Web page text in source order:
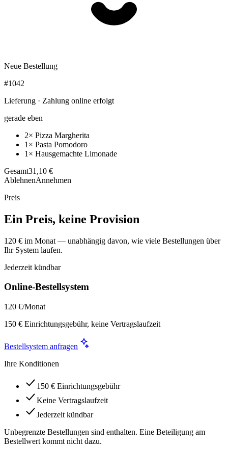
Neue Bestellung
#1042
Lieferung · Zahlung online erfolgt
gerade eben
2× Pizza Margherita
1× Pasta Pomodoro
1× Hausgemachte Limonade
Gesamt31,10 €
AblehnenAnnehmen
Preis
Ein Preis, keine Provision
120 € im Monat — unabhängig davon, wie viele Bestellungen über
Ihr System laufen.
Jederzeit kündbar
Online-Bestellsystem
120 €/Monat
150 € Einrichtungsgebühr, keine Vertragslaufzeit
Bestellsystem anfragen
Ihre Konditionen
150 € Einrichtungsgebühr
Keine Vertragslaufzeit
Jederzeit kündbar
Unbegrenzte Bestellungen sind enthalten. Eine Beteiligung am
Bestellwert kommt nicht dazu.